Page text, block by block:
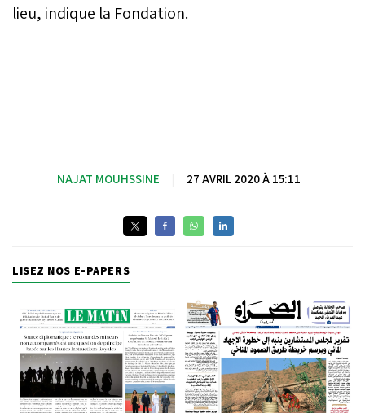
lieu, indique la Fondation.
NAJAT MOUHSSINE 27 AVRIL 2020 À 15:11
LISEZ NOS E-PAPERS